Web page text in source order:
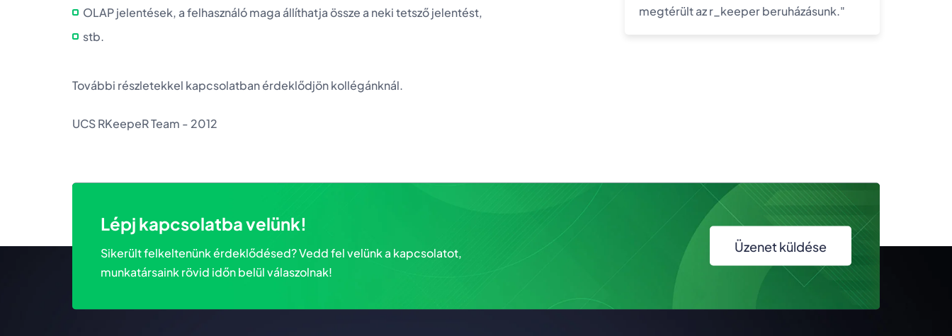
OLAP jelentések, a felhasználó maga állíthatja össze a neki tetsző jelentést,
stb.
További részletekkel kapcsolatban érdeklődjön kollégánknál.
UCS RKeepeR Team - 2012
megtérült az r_keeper beruházásunk."
Lépj kapcsolatba velünk!
Sikerült felkeltenünk érdeklődésed? Vedd fel velünk a kapcsolatot,
munkatársaink rövid időn belül válaszolnak!
Üzenet küldése